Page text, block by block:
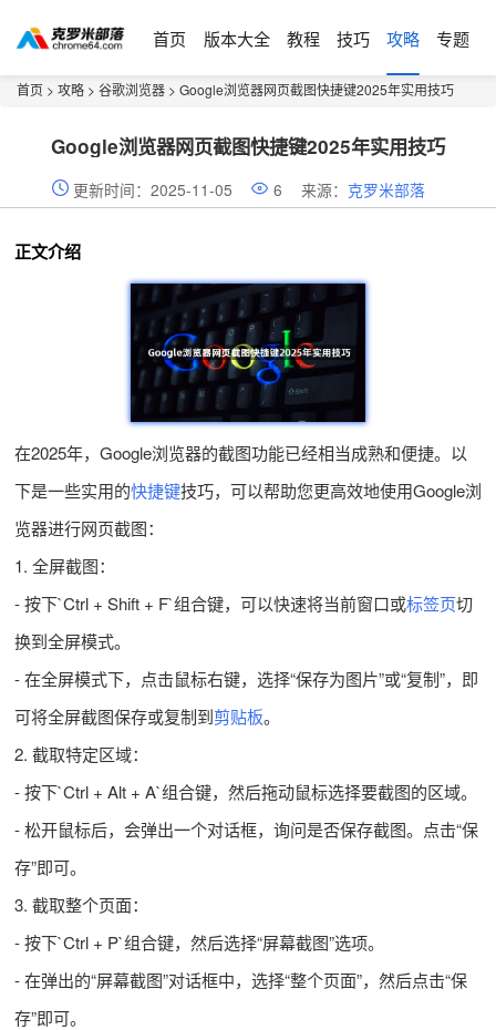
首页 版本大全 教程 技巧 攻略 专题
首页 > 攻略 > 谷歌浏览器 > Google浏览器网页截图快捷键2025年实用技巧
Google浏览器网页截图快捷键2025年实用技巧
更新时间：2025-11-05 6 来源： 克罗米部落
正文介绍
在2025年，Google浏览器的截图功能已经相当成熟和便捷。以
下是一些实用的快捷键技巧，可以帮助您更高效地使用Google浏
览器进行网页截图：
1. 全屏截图：
- 按下`Ctrl + Shift + F`组合键，可以快速将当前窗口或标签页切
换到全屏模式。
- 在全屏模式下，点击鼠标右键，选择“保存为图片”或“复制”，即
可将全屏截图保存或复制到剪贴板。
2. 截取特定区域：
- 按下`Ctrl + Alt + A`组合键，然后拖动鼠标选择要截图的区域。
- 松开鼠标后，会弹出一个对话框，询问是否保存截图。点击“保
存”即可。
3. 截取整个页面：
- 按下`Ctrl + P`组合键，然后选择“屏幕截图”选项。
- 在弹出的“屏幕截图”对话框中，选择“整个页面”，然后点击“保
存”即可。